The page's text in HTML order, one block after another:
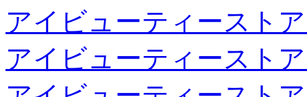
アイビューティースト
アイビューティースト